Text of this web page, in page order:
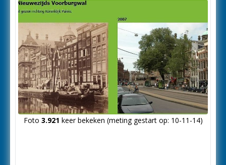
Foto 3.921 keer bekeken (meting gestart op: 10-11-14)